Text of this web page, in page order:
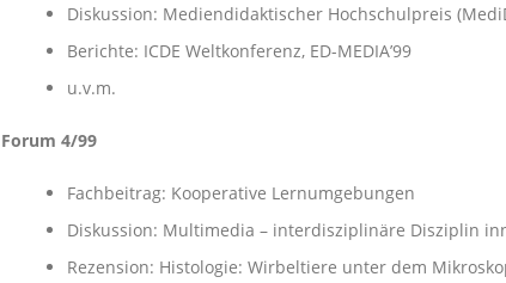
Diskussion: Mediendidaktischer Hochschulpreis
Berichte: ICDE Weltkonferenz, ED-MEDIA’99
u.v.m.
Forum 4/99
Fachbeitrag: Kooperative Lernumgebungen
Diskussion: Multimedia – interdisziplinäre Disziplin
Rezension: Histologie: Wirbeltiere unter dem